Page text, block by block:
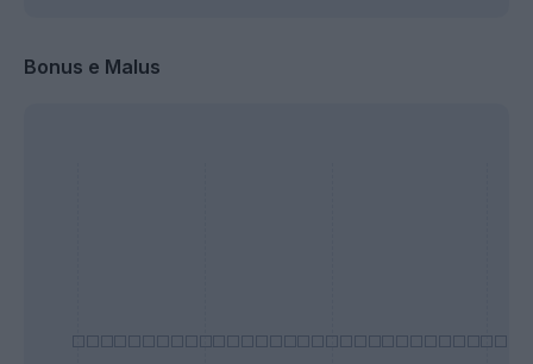
Bonus e Malus